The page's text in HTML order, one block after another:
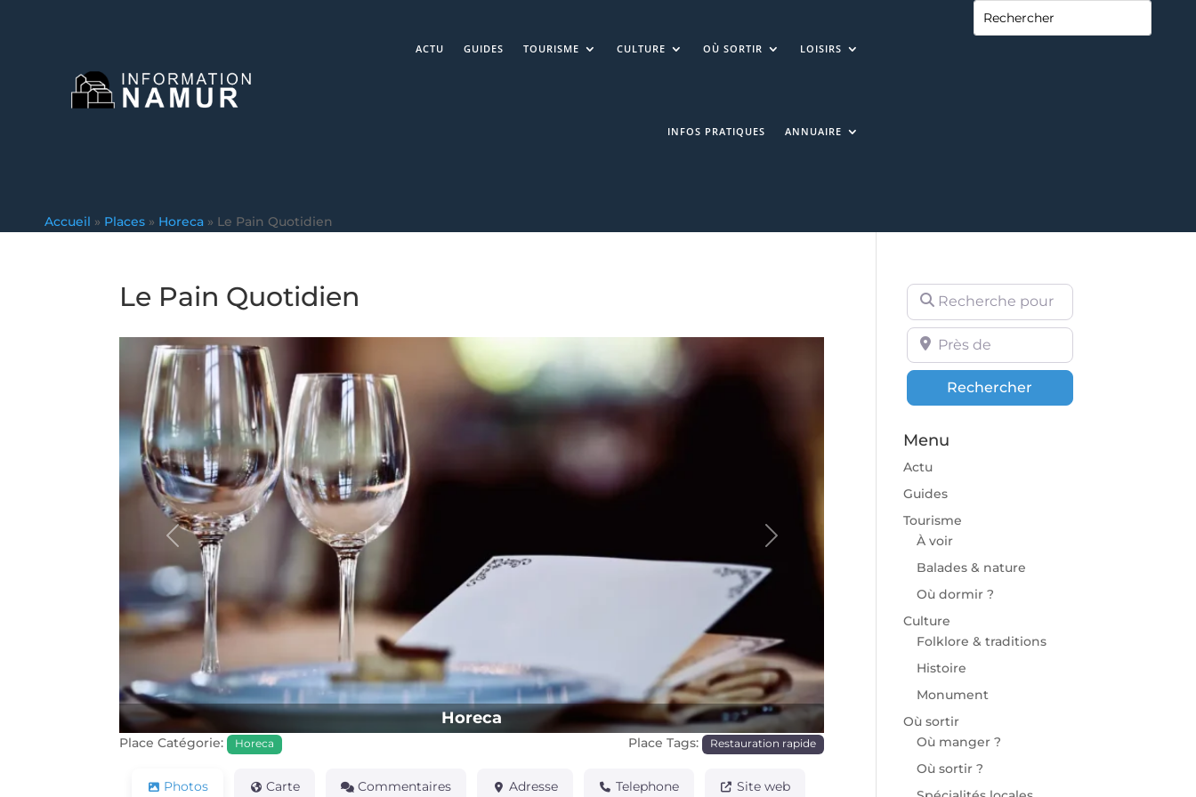
ACTU GUIDES TOURISME CULTURE OÙ SORTIR LOISIRS
INFOS PRATIQUES ANNUAIRE
Accueil » Places » Horeca » Le Pain Quotidien
Le Pain Quotidien
Horeca
Précédente Prochaine
Place Catégorie: Horeca Place Tags: Restauration rapide
Photos Carte Commentaires Adresse Telephone Site web
Recherche pour
Près de
Rechercher
Menu
Actu
Guides
Tourisme
À voir
Balades & nature
Où dormir ?
Culture
Folklore & traditions
Histoire
Monument
Où sortir
Où manger ?
Où sortir ?